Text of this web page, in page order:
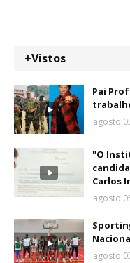
+Vistos
Pai
agosto
"O
Carlos
agosto
agosto